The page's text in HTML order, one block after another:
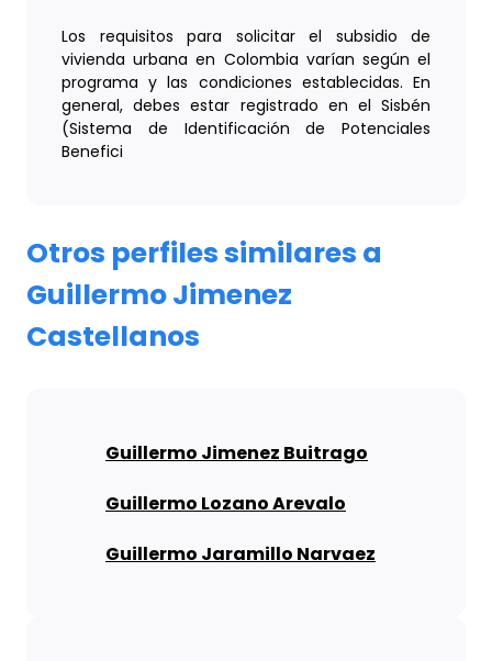
Los requisitos para solicitar el subsidio de
vivienda urbana en Colombia varían según el
programa y las condiciones establecidas. En
general, debes estar registrado en el Sisbén
(Sistema de Identificación de Potenciales
Benefici
Otros perfiles similares a
Guillermo Jimenez
Castellanos
Guillermo Jimenez Buitrago
Guillermo Lozano Arevalo
Guillermo Jaramillo Narvaez